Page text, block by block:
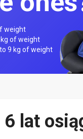
weight
of weight
9 kg of weight
6 lat